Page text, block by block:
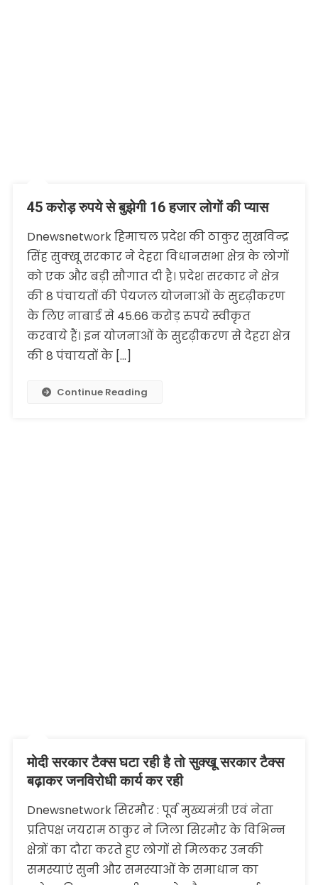
45 करोड़ रुपये से बुझेगी 16 हजार लोगों की प्यास
Dnewsnetwork हिमाचल प्रदेश की ठाकुर सुखविन्द्र
सिंह सुक्खू सरकार ने देहरा विधानसभा क्षेत्र के लोगों
को एक और बड़ी सौगात दी है। प्रदेश सरकार ने क्षेत्र
की 8 पंचायतों की पेयजल योजनाओं के सुदृढ़ीकरण
के लिए नाबार्ड से 45.66 करोड़ रुपये स्वीकृत
करवाये हैं। इन योजनाओं के सुदृढ़ीकरण से देहरा क्षेत्र
की 8 पंचायतों के […]
Continue Reading
मोदी सरकार टैक्स घटा रही है तो सुक्खू सरकार टैक्स
बढ़ाकर जनविरोधी कार्य कर रही
Dnewsnetwork सिरमौर : पूर्व मुख्यमंत्री एवं नेता
प्रतिपक्ष जयराम ठाकुर ने जिला सिरमौर के विभिन्न
क्षेत्रों का दौरा करते हुए लोगों से मिलकर उनकी
समस्याएं सुनी और समस्याओं के समाधान का